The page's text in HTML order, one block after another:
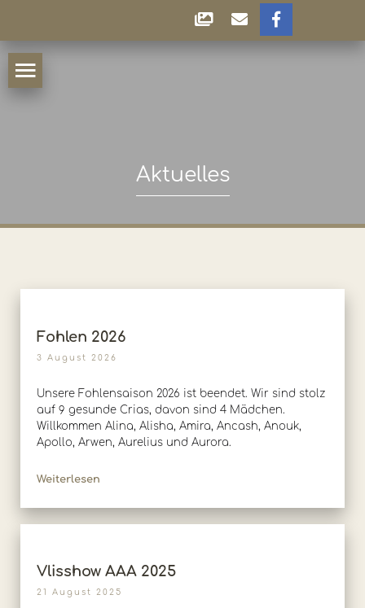
Aktuelles
Fohlen 2026
3 August 2026
Unsere Fohlensaison 2026 ist beendet. Wir sind stolz
auf 9 gesunde Crias, davon sind 4 Mädchen.
Willkommen Alina, Alisha, Amira, Ancash, Anouk,
Apollo, Arwen, Aurelius und Aurora.
Weiterlesen
Vlisshow AAA 2025
21 August 2025